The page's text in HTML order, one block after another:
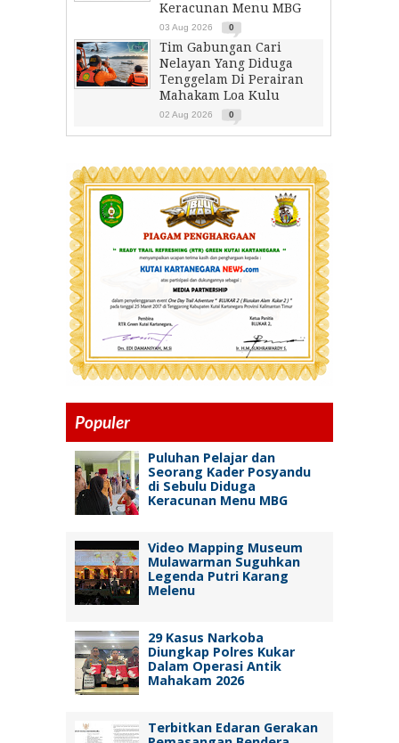
Keracunan Menu MBG
03 Aug 2026 0
Tim Gabungan Cari
Nelayan Yang Diduga
Tenggelam Di Perairan
Mahakam Loa Kulu
02 Aug 2026 0
Populer
Puluhan Pelajar dan
Seorang Kader Posyandu
di Sebulu Diduga
Keracunan Menu MBG
Video Mapping Museum
Mulawarman Suguhkan
Legenda Putri Karang
Melenu
29 Kasus Narkoba
Diungkap Polres Kukar
Dalam Operasi Antik
Mahakam 2026
Terbitkan Edaran Gerakan